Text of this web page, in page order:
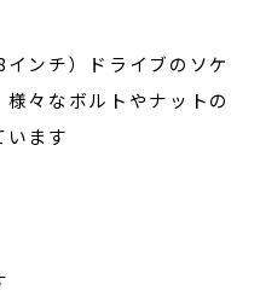
ンチ）ドライブのソケ
々なボルトやナットの
います